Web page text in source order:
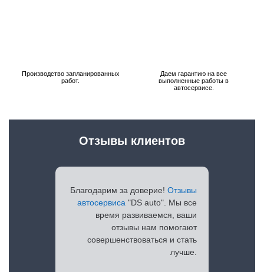
Производство запланированных
работ.
Даем гарантию на все
выполненные работы в
автосервисе.
Благодарим за доверие! Отзывы
автосервиса "DS auto". Мы все
время развиваемся, ваши
отзывы нам помогают
совершенствоваться и стать
лучше.
Отзывы клиентов